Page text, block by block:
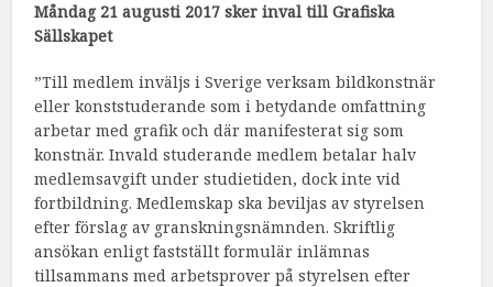
Måndag 21 augusti 2017 sker inval till Grafiska
Sällskapet
”Till medlem inväljs i Sverige verksam bildkonstnär
eller konststuderande som i betydande omfattning
arbetar med grafik och där manifesterat sig som
konstnär. Invald studerande medlem betalar halv
medlemsavgift under studietiden, dock inte vid
fortbildning. Medlemskap ska beviljas av styrelsen
efter förslag av granskningsnämnden. Skriftlig
ansökan enligt fastställt formulär inlämnas
tillsammans med arbetsprover på styrelsen efter